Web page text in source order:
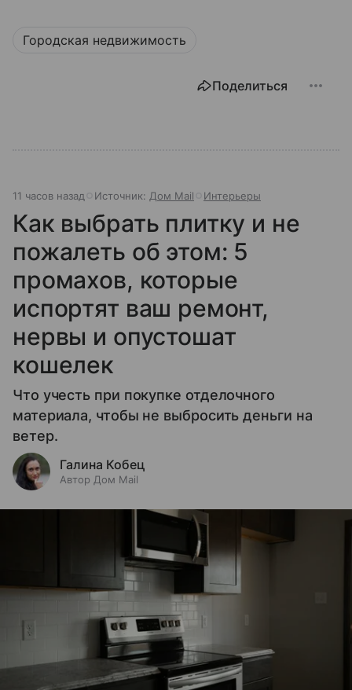
Городская недвижимость
Поделиться
11 часов назад Источник: Дом Mail Интерьеры
Как выбрать плитку и не
пожалеть об этом: 5
промахов, которые
испортят ваш ремонт,
нервы и опустошат
кошелек
Что учесть при покупке отделочного
материала, чтобы не выбросить деньги на
ветер.
Галина Кобец
Автор Дом Mail